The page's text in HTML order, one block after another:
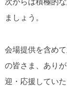
次からは積極的
ましょう。
会場提供を含め
の皆さま、あり
迎・応援してい